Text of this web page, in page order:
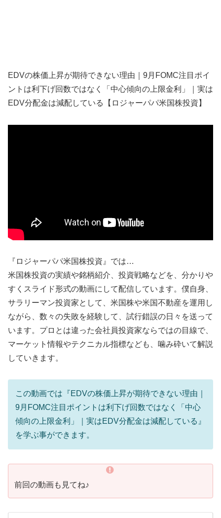
EDVの株価上昇が期待できない理由｜9月FOMC注目ポイ
ントは利下げ回数ではなく「中心傾向の上限金利」｜実は
EDV分配金は減配している【ロジャーパパ米国株投資】
『ロジャーパパ米国株投資』では…
米国株投資の実績や銘柄紹介、投資戦略などを、分かりや
すくスライド形式の動画にして配信しています。僕自身、
サラリーマン投資家として、米国株や米国不動産を運用し
ながら、数々の失敗を経験して、試行錯誤の日々を送って
います。プロとは違った会社員投資家ならではの目線で、
マーケット情報やテクニカル指標なども、噛み砕いて解説
していきます。
この動画では『EDVの株価上昇が期待できない理由｜
9月FOMC注目ポイントは利下げ回数ではなく「中心
傾向の上限金利」｜実はEDV分配金は減配している』
を学ぶ事ができます。
前回の動画も見てね♪